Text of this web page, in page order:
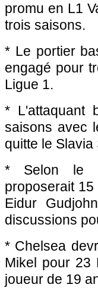
promu en L1
trois saisons.
* Le portier
engagé pour
Ligue 1.
* L'attaquant
saisons avec
quitte le
* Selon le
proposerait
Eidur
discussions
* Chelsea
Mikel pour 23
joueur de 19